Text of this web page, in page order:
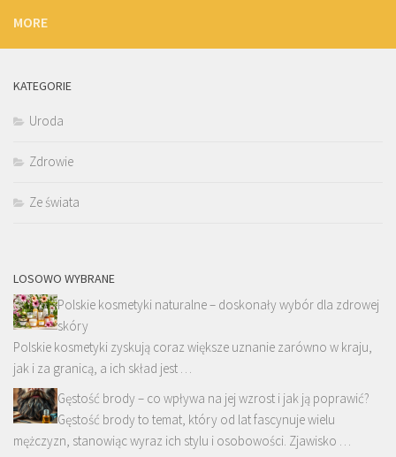
MORE
KATEGORIE
Uroda
Zdrowie
Ze świata
LOSOWO WYBRANE
Polskie kosmetyki naturalne – doskonały wybór dla zdrowej
skóry
Polskie kosmetyki zyskują coraz większe uznanie zarówno w kraju,
jak i za granicą, a ich skład jest …
Gęstość brody – co wpływa na jej wzrost i jak ją poprawić?
Gęstość brody to temat, który od lat fascynuje wielu
mężczyzn, stanowiąc wyraz ich stylu i osobowości. Zjawisko …